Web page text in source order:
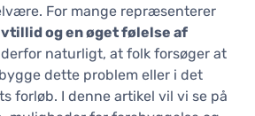
For mange repræsenterer
og en øget følelse af
derfor naturligt, at folk forsøger at
dette problem eller i det
forløb. I denne artikel vil vi se på